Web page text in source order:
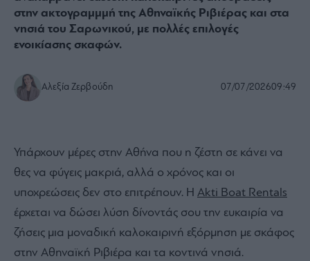
στην ακτογραμμμή της Αθηναϊκής Ριβιέρας και στα
νησιά του Σαρωνικού, με πολλές επιλογές
ενοικίασης σκαφών.
Αλεξία Ζερβούδη 07/07/202609:49
Υπάρχουν μέρες στην Αθήνα που η ζέστη σε κάνει να
θες να φύγεις μακριά, αλλά ο χρόνος και οι
υποχρεώσεις δεν στο επιτρέπουν. Η Akti Boat Rentals
έρχεται να δώσει λύση δίνοντάς σου την ευκαιρία να
ζήσεις μια μοναδική καλοκαιρινή εξόρμηση με σκάφος
στην Αθηναϊκή Ριβιέρα και τα κοντινά νησιά.